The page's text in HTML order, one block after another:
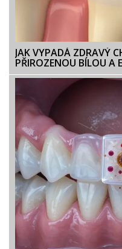
JAK VYPADÁ ZDRAVÝ
PŘIROZENOU BÍLOU A